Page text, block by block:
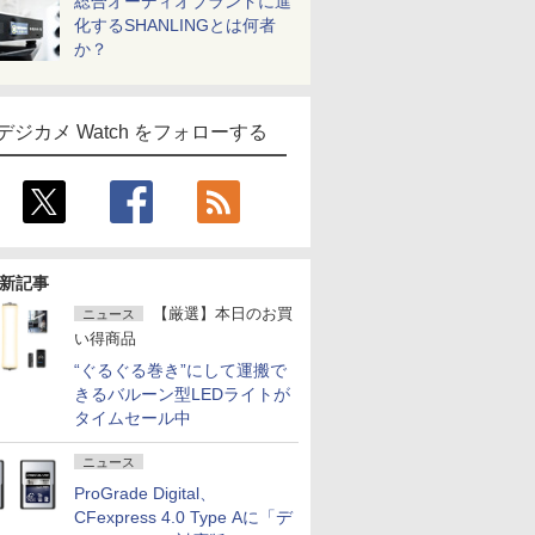
化するSHANLINGとは何者
か？
ジカメ Watch をフォローする
記事
ニュース
【厳選】本日のお買
い得商品
“ぐるぐる巻き”にして運搬で
きるバルーン型LEDライトが
タイムセール中
ニュース
ProGrade Digital、
CFexpress 4.0 Type Aに「デ